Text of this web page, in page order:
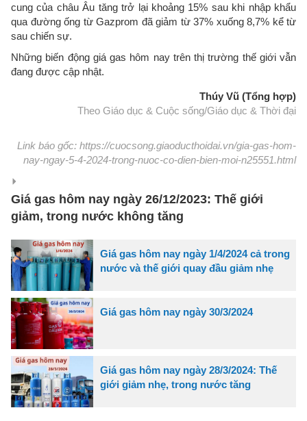
cung của châu Âu tăng trở lại khoảng 15% sau khi nhập khẩu
qua đường ống từ Gazprom đã giảm từ 37% xuống 8,7% kể từ
sau chiến sự.
Những biến động giá gas hôm nay trên thị trường thế giới vẫn
đang được cập nhật.
Thúy Vũ (Tổng hợp)
Theo Giáo dục & Cuộc sống/Giáo dục & Thời đại
Link báo gốc: https://cuocsong.giaoducthoidai.vn/gia-gas-hom-
nay-ngay-5-4-2024-trong-nuoc-co-dien-bien-moi-n25551.html
Giá gas hôm nay ngày 26/12/2023: Thế giới
giảm, trong nước không tăng
Giá gas hôm nay ngày 1/4/2024 cả trong
nước và thế giới quay đầu giảm nhẹ
Giá gas hôm nay ngày 30/3/2024
Giá gas hôm nay ngày 28/3/2024: Thế
giới giảm nhẹ, trong nước tăng